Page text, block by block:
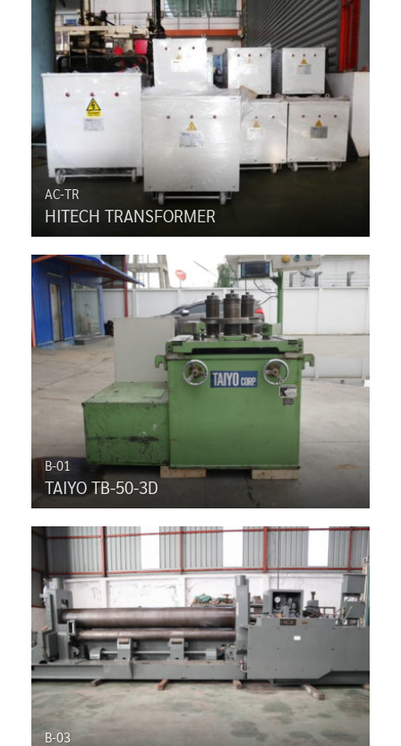
AC-TR
HITECH TRANSFORMER
B-01
TAIYO TB-50-3D
B-03